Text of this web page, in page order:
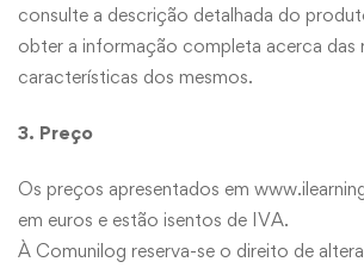
consulte a descrição detalhada do
obter a informação completa acerca das
características dos mesmos.
3. Preço
Os preços apresentados em
em euros e estão isentos de IVA.
À Comunilog reserva-se o direito de